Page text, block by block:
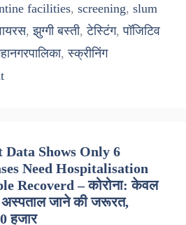
facilities, screening, slum
,झुग्गी बस्ती,टेस्टिंग,पॉजिटिव
,स्क्रीनिंग
Shows Only 6
Need Hospitalisation
Recoverd – कोरोना: केवल
अस्पताल जाने की जरूरत,
हजार